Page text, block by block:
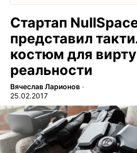
Стартап
представил
костюм для
реальности
Вячеслав Ларионов ∙
25.02.2017